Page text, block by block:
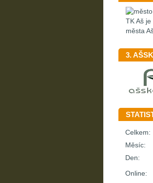
TK Aš
města
3.
Online:
Celkem:
Měsíc:
Den: